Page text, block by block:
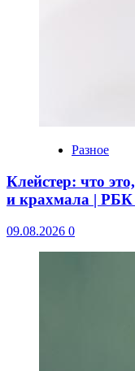
Разное
Клейстер: что
и крахмала |
09.08.2026 0